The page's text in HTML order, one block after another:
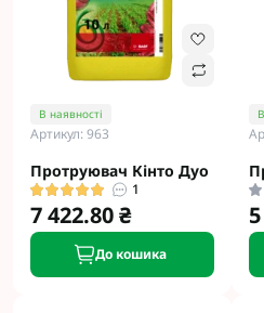
В наявності
Артикул: 963
Протруювач Кінто Дуо
1
7 422.80 ₴
До кошика